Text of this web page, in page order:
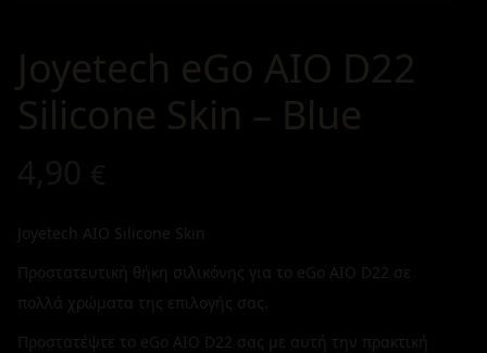
Joyetech eGo AIO D22
Silicone Skin – Blue
Joyetech AIO Silicone Skin
Προστατευτική θήκη σιλικόνης για το eGo AIO D22 σε
πολλά χρώματα της επιλογής σας.
Προστατέψτε το eGo AIO D22 σας με αυτή την πρακτική